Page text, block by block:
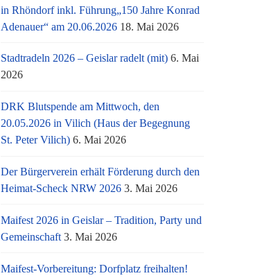
in Rhöndorf inkl. Führung„150 Jahre Konrad
Adenauer“ am 20.06.2026 18. Mai 2026
Stadtradeln 2026 – Geislar radelt (mit) 6. Mai
2026
DRK Blutspende am Mittwoch, den
20.05.2026 in Vilich (Haus der Begegnung
St. Peter Vilich) 6. Mai 2026
Der Bürgerverein erhält Förderung durch den
Heimat-Scheck NRW 2026 3. Mai 2026
Maifest 2026 in Geislar – Tradition, Party und
Gemeinschaft 3. Mai 2026
Maifest-Vorbereitung: Dorfplatz freihalten!